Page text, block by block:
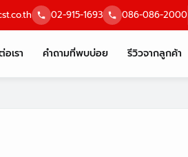
02-915-1693 086-086-2000
เรา คำถามที่พบบ่อย รีวิวจากลูกค้า